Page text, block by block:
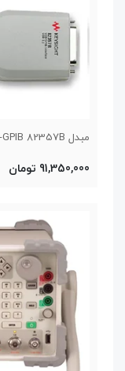
مبدل Keysight USB-GPIB 82357B
91,350,000 تومان